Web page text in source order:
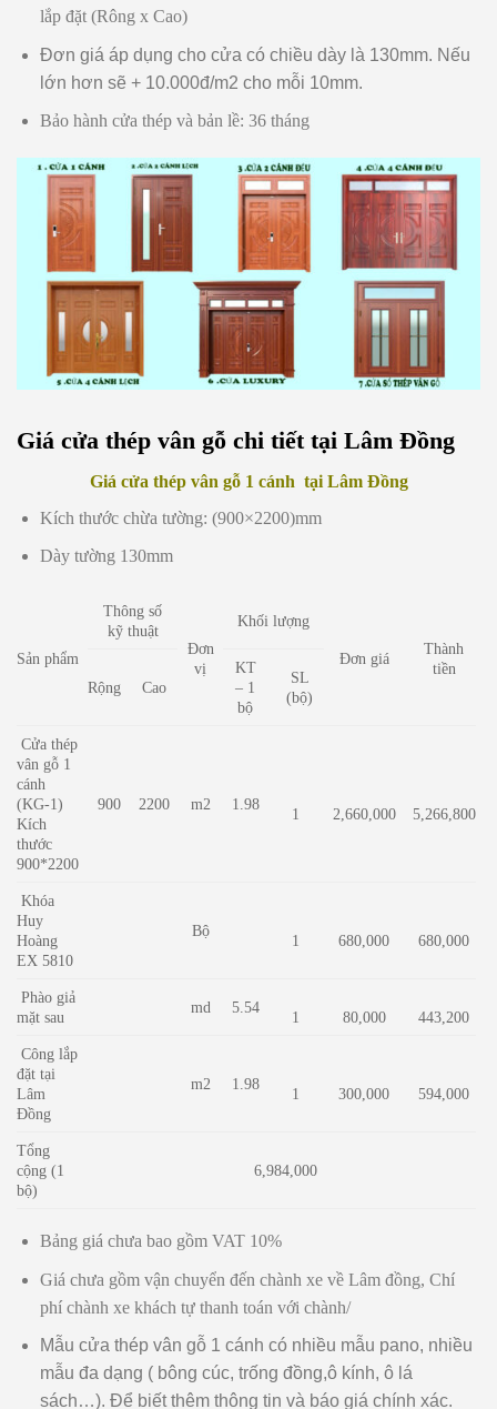
lắp đặt (Rông x Cao)
Đơn giá áp dụng cho cửa có chiều dày là 130mm. Nếu
lớn hơn sẽ + 10.000đ/m2 cho mỗi 10mm.
Bảo hành cửa thép và bản lề: 36 tháng
Giá cửa thép vân gỗ chi tiết tại Lâm Đồng
Giá cửa thép vân gỗ 1 cánh tại Lâm Đồng
Kích thước chừa tường: (900×2200)mm
Dày tường 130mm
Sản phẩm
Thông số
kỹ thuật
Đơn
vị
Khối lượng
Đơn giá
Thành
tiền
Rộng
Cao
KT
– 1
bộ
SL
(bộ)
Cửa thép
vân gỗ 1
cánh
(KG-1)
Kích
thước
900*2200
900 2200 m2 1.98
1 2,660,000 5,266,800
Khóa
Huy
Hoàng
EX 5810
Bộ
1 680,000 680,000
Phào giả
mặt sau
md 5.54
1 80,000 443,200
Công lắp
đặt tại
Lâm
Đồng
m2 1.98
1 300,000 594,000
Tổng
cộng (1
bộ)
6,984,000
Bảng giá chưa bao gồm VAT 10%
Giá chưa gồm vận chuyển đến chành xe về Lâm đồng, Chí
phí chành xe khách tự thanh toán với chành/
Mẫu cửa thép vân gỗ 1 cánh có nhiều mẫu pano, nhiều
mẫu đa dạng ( bông cúc, trống đồng,ô kính, ô lá
sách…). Để biết thêm thông tin và báo giá chính xác.